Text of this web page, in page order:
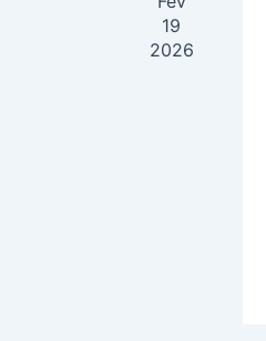
19
2026